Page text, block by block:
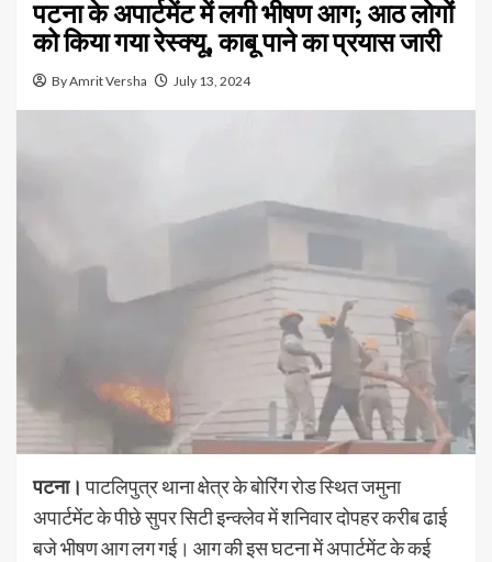
पटना के अपार्टमेंट में लगी भीषण आग; आठ लोगों
को किया गया रेस्क्यू, काबू पाने का प्रयास जारी
By Amrit Versha July 13, 2024
पटना। पाटलिपुत्र थाना क्षेत्र के बोरिंग रोड स्थित जमुना
अपार्टमेंट के पीछे सुपर सिटी इन्क्लेव में शनिवार दोपहर करीब ढाई
बजे भीषण आग लग गई। आग की इस घटना में अपार्टमेंट के कई